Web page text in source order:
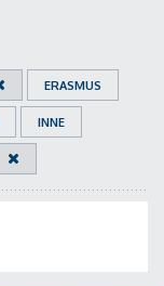
ERASMUS
INNE